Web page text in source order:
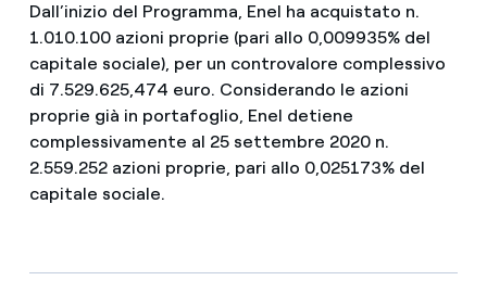
Dall’inizio del Programma, Enel ha acquistato n.
1.010.100 azioni proprie (pari allo 0,009935% del
capitale sociale), per un controvalore complessivo
di 7.529.625,474 euro. Considerando le azioni
proprie già in portafoglio, Enel detiene
complessivamente al 25 settembre 2020 n.
2.559.252 azioni proprie, pari allo 0,025173% del
capitale sociale.